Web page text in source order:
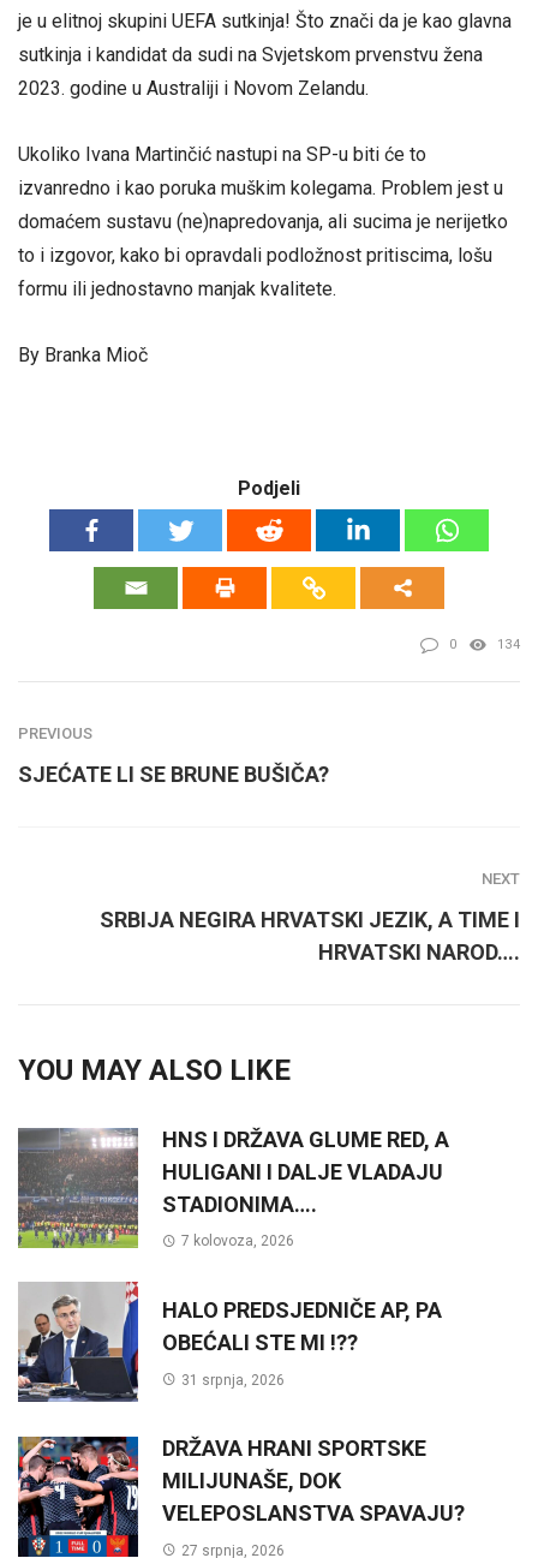
je u elitnoj skupini UEFA sutkinja! Što znači da je kao glavna
sutkinja i kandidat da sudi na Svjetskom prvenstvu žena
2023. godine u Australiji i Novom Zelandu.
Ukoliko Ivana Martinčić nastupi na SP-u biti će to
izvanredno i kao poruka muškim kolegama. Problem jest u
domaćem sustavu (ne)napredovanja, ali sucima je nerijetko
to i izgovor, kako bi opravdali podložnost pritiscima, lošu
formu ili jednostavno manjak kvalitete.
By Branka Mioč
Podjeli
0 134
PREVIOUS
SJEĆATE LI SE BRUNE BUŠIČA?
NEXT
SRBIJA NEGIRA HRVATSKI JEZIK, A TIME I
HRVATSKI NAROD….
YOU MAY ALSO LIKE
HNS I DRŽAVA GLUME RED, A
HULIGANI I DALJE VLADAJU
STADIONIMA….
7 kolovoza, 2026
HALO PREDSJEDNIČE AP, PA
OBEĆALI STE MI !??
31 srpnja, 2026
DRŽAVA HRANI SPORTSKE
MILIJUNAŠE, DOK
VELEPOSLANSTVA SPAVAJU?
27 srpnja, 2026